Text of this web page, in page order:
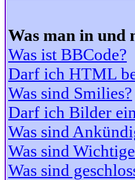
Was man in und
Was ist BBCode?
Darf ich HTML
Was sind Smilies?
Darf ich Bilder
Was sind
Was sind
Was sind